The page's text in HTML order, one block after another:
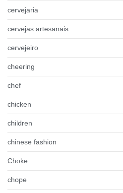
cervejaria
cervejas artesanais
cervejeiro
cheering
chef
chicken
children
chinese fashion
Choke
chope